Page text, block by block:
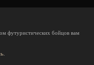
футуристических бойцов вам